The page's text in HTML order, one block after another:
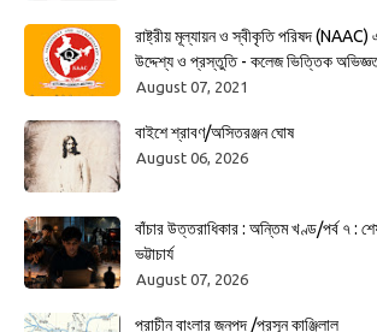
রাষ্ট্রীয় মূল্যায়ন ও স্বীকৃতি পরিষদ
উদ্দেশ্য ও প্রস্তুতি - কলেজ ভিত্তিক
August 07, 2021
বাইশে শ্রাবণ/অসিতরঞ্জন ঘোষ
August 06, 2026
বাঁচার উত্তরাধিকার : অন্তিম খণ্ড/পর্ব ৭ :
ভট্টাচার্য
August 07, 2026
প্রাচীন বাংলার জনপদ /প্রসূন কাঞ্জিলাল